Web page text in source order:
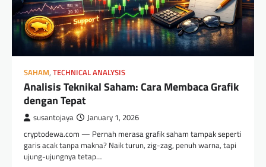
SAHAM, TECHNICAL ANALYSIS
Analisis Teknikal Saham: Cara Membaca Grafik
dengan Tepat
susantojaya January 1, 2026
cryptodewa.com — Pernah merasa grafik saham tampak seperti
garis acak tanpa makna? Naik turun, zig-zag, penuh warna, tapi
ujung-ujungnya tetap…